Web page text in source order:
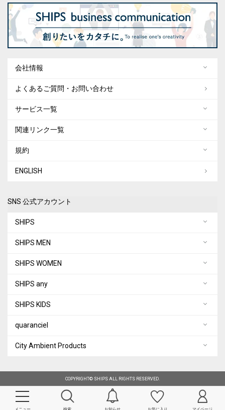
会社情報
よくあるご質問・お問い合わせ
サービス一覧
関連リンク一覧
規約
ENGLISH
SNS 公式アカウント
SHIPS
SHIPS MEN
SHIPS WOMEN
SHIPS any
SHIPS KIDS
quaranciel
City Ambient Products
COPYRIGHT© SHIPS ALL RIGHTS RESERVED.